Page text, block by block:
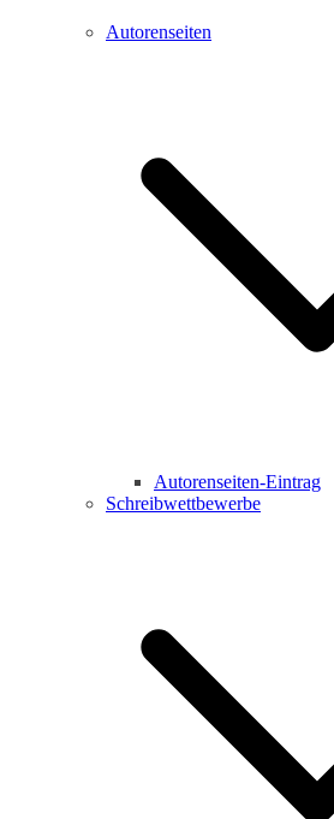
Autorenseiten
Autorenseiten-Eintrag
Schreibwettbewerbe